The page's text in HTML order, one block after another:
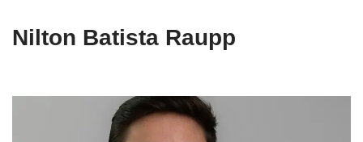
Nilton Batista Raupp